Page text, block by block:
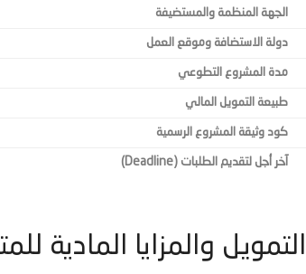
الجهة المنظمة والمستضيفة
دولة الاستضافة وموقع العمل
مدة المشروع التطوعي
طبيعة التمويل المالي
كود وثيقة المشروع الرسمية
آخر أجل لتقديم الطلبات (Deadline)
التمويل والمزايا المادية